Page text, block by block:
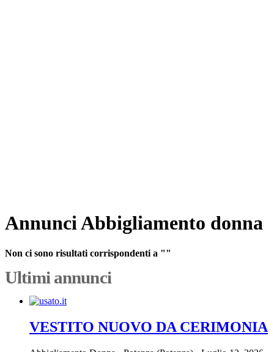
Annunci Abbigliamento donna
Non ci sono risultati corrispondenti a ""
Ultimi annunci
VESTITO NUOVO DA CERIMONIA